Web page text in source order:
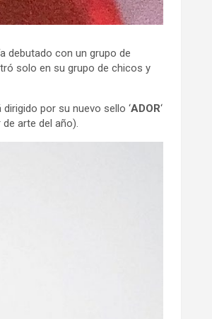
debutado con un grupo de
solo en su grupo de chicos y
por su nuevo sello ‘ADOR‘
arte del año).